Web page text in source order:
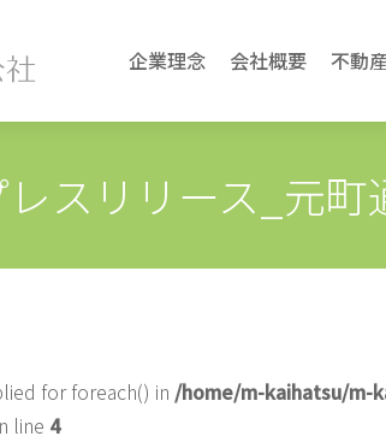
企業理念 会社概要 不動
レスリリース_元
for foreach() in /home/m-kaihatsu/m-
line 4